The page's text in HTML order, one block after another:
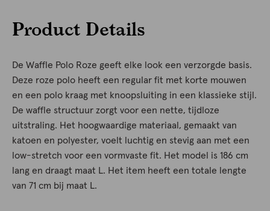
Product Details
De Waffle Polo Roze geeft elke look een verzorgde basis.
Deze roze polo heeft een regular fit met korte mouwen
en een polo kraag met knoopsluiting in een klassieke stijl.
De waffle structuur zorgt voor een nette, tijdloze
uitstraling. Het hoogwaardige materiaal, gemaakt van
katoen en polyester, voelt luchtig en stevig aan met een
low-stretch voor een vormvaste fit. Het model is 186 cm
lang en draagt maat L. Het item heeft een totale lengte
van 71 cm bij maat L.